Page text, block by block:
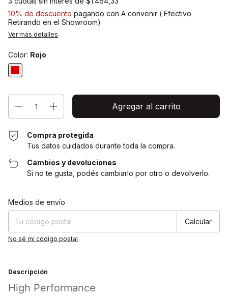
10% de descuento pagando con A convenir ( Efectivo
Retirando en el Showroom)
Ver más detalles
Color: Rojo
Compra protegida
Tus datos cuidados durante toda la compra.
Cambios y devoluciones
Si no te gusta, podés cambiarlo por otro o devolverlo.
Entregas para el CP:
Medios de envío
Calcular
No sé mi código postal
Descripción
High Performance